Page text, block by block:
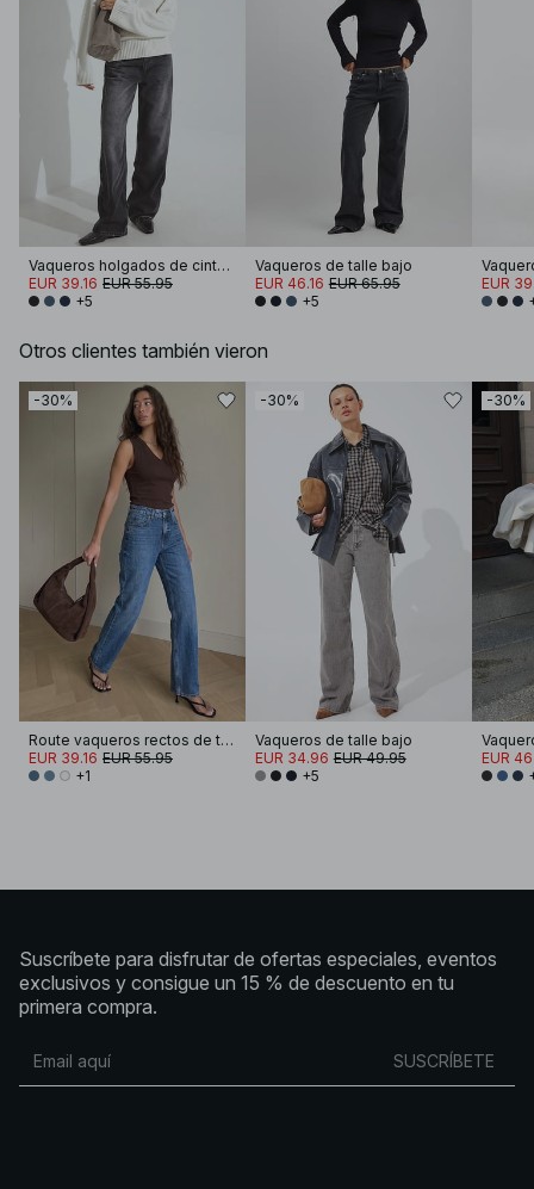
Vaqueros holgados de cintura media
EUR 39.16 EUR 55.95
+5
Vaqueros de talle bajo
EUR 46.16 EUR 65.95
+5
EUR
Otros clientes también vieron
-30%
Route vaqueros rectos de talle medio
EUR 39.16 EUR 55.95
+1
-30%
Vaqueros de talle bajo
EUR 34.96 EUR 49.95
+5
-30%
EUR
Suscríbete para disfrutar de ofertas especiales, eventos
exclusivos y consigue un 15 % de descuento en tu
primera compra.
SUSCRÍBETE